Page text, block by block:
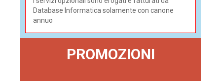
Database Informatica solamente con canone
annuo
PROMOZIONI